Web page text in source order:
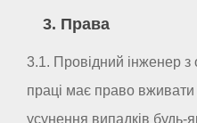
3. Права
3.1. Провідний інженер з
праці має право вживати
усунення випадків будь-